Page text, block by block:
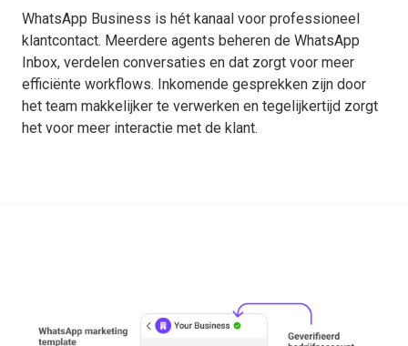
WhatsApp Business is hét kanaal voor professioneel
klantcontact. Meerdere agents beheren de WhatsApp
Inbox, verdelen conversaties en dat zorgt voor meer
efficiënte workflows. Inkomende gesprekken zijn door
het team makkelijker te verwerken en tegelijkertijd zorgt
het voor meer interactie met de klant.